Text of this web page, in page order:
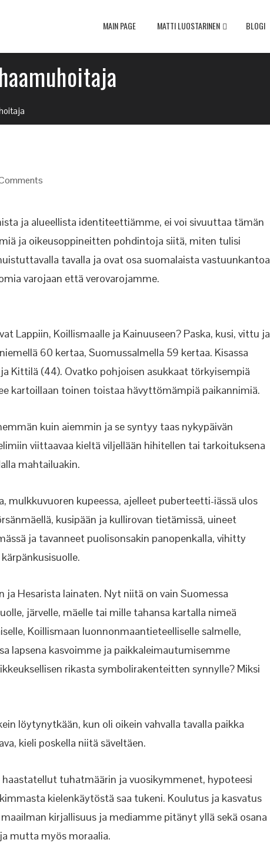
MAIN PAGE MATTI LUOSTARINEN BLOGI
ja alueellista identiteettiämme, ei voi sivuuttaa tämän
ja oikeusoppineitten pohdintoja siitä, miten tulisi
tavalla ja ovat osa suomalaista vastuunkantoa
varojaan että verovarojamme.
Lappiin, Koillismaalle ja Kainuuseen? Paska, kusi, vittu ja
60 kertaa, Suomussalmella 59 kertaa. Kisassa
Kittilä (44). Ovatko pohjoisen asukkaat törkyisempiä
kartoillaan toinen toistaa hävyttömämpiä paikannimiä.
kuin aiemmin ja se syntyy taas nykypäivän
viittaavaa kieltä viljellään hihitellen tai tarkoituksena
mahtailuakin.
mulkkuvuoren kupeessa, ajelleet puberteetti-iässä ulos
kusipään ja kullirovan tietämissä, uineet
ja tavanneet puolisonsakin panopenkalla, vihitty
Hesarista lainaten. Nyt niitä on vain Suomessa
järvelle, mäelle tai mille tahansa kartalla nimeä
Koillismaan luonnonmaantieteelliselle salmelle,
lapsena kasvoimme ja paikkaleimautumisemme
rikasta symbolirakenteitten synnylle? Miksi
löytynytkään, kun oli oikein vahvalla tavalla paikka
kieli poskella niitä säveltäen.
tuhatmäärin ja vuosikymmenet, hypoteesi
kielenkäytöstä saa tukeni. Koulutus ja kasvatus
kirjallisuus ja mediamme pitänyt yllä sekä osana
mutta myös moraalia.